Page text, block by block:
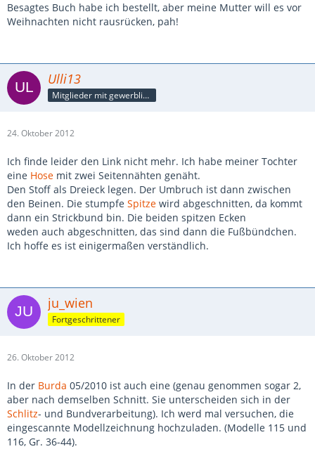
Besagtes Buch habe ich bestellt, aber meine Mutter will es vor
Weihnachten nicht rausrücken, pah!
Ulli13
Mitglieder mit gewerblicher Verbindung, auch als Mitarbeiter/in
24. Oktober 2012
Ich finde leider den Link nicht mehr. Ich habe meiner Tochter
eine Hose mit zwei Seitennähten genäht.
Den Stoff als Dreieck legen. Der Umbruch ist dann zwischen
den Beinen. Die stumpfe Spitze wird abgeschnitten, da kommt
dann ein Strickbund bin. Die beiden spitzen Ecken
weden auch abgeschnitten, das sind dann die Fußbündchen.
Ich hoffe es ist einigermaßen verständlich.
ju_wien
Fortgeschrittener
26. Oktober 2012
In der Burda 05/2010 ist auch eine (genau genommen sogar 2,
aber nach demselben Schnitt. Sie unterscheiden sich in der
Schlitz- und Bundverarbeitung). Ich werd mal versuchen, die
eingescannte Modellzeichnung hochzuladen. (Modelle 115 und
116, Gr. 36-44).